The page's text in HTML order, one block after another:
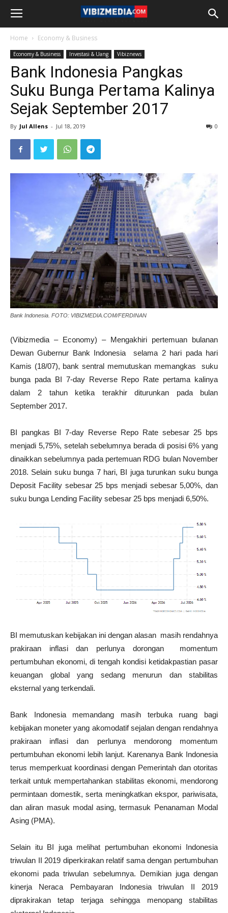
Home Economy & Business
Economy & Business Investasi & Uang Vibiznews
Bank Indonesia Pangkas
Suku Bunga Pertama Kalinya
Sejak September 2017
By Jul Allens - Jul 18, 2019 0
Bank Indonesia. FOTO: VIBIZMEDIA.COM/FERDINAN
(Vibizmedia – Economy) – Mengakhiri pertemuan bulanan
Dewan Gubernur Bank Indonesia selama 2 hari pada hari
Kamis (18/07), bank sentral memutuskan memangkas suku
bunga pada BI 7-day Reverse Repo Rate pertama kalinya
dalam 2 tahun ketika terakhir diturunkan pada bulan
September 2017.
BI pangkas BI 7-day Reverse Repo Rate sebesar 25 bps
menjadi 5,75%, setelah sebelumnya berada di posisi 6% yang
dinaikkan sebelumnya pada pertemuan RDG bulan November
2018. Selain suku bunga 7 hari, BI juga turunkan suku bunga
Deposit Facility sebesar 25 bps menjadi sebesar 5,00%, dan
suku bunga Lending Facility sebesar 25 bps menjadi 6,50%.
BI memutuskan kebijakan ini dengan alasan masih rendahnya
prakiraan inflasi dan perlunya dorongan momentum
pertumbuhan ekonomi, di tengah kondisi ketidakpastian pasar
keuangan global yang sedang menurun dan stabilitas
eksternal yang terkendali.
Bank Indonesia memandang masih terbuka ruang bagi
kebijakan moneter yang akomodatif sejalan dengan rendahnya
prakiraan inflasi dan perlunya mendorong momentum
pertumbuhan ekonomi lebih lanjut. Karenanya Bank Indonesia
terus memperkuat koordinasi dengan Pemerintah dan otoritas
terkait untuk mempertahankan stabilitas ekonomi, mendorong
permintaan domestik, serta meningkatkan ekspor, pariwisata,
dan aliran masuk modal asing, termasuk Penanaman Modal
Asing (PMA).
Selain itu BI juga melihat pertumbuhan ekonomi Indonesia
triwulan II 2019 diperkirakan relatif sama dengan pertumbuhan
ekonomi pada triwulan sebelumnya. Demikian juga dengan
kinerja Neraca Pembayaran Indonesia triwulan II 2019
diprakirakan tetap terjaga sehingga menopang stabilitas